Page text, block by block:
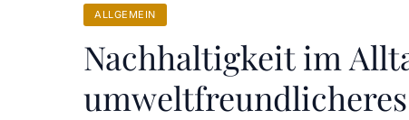
ALLGEMEIN
Nachhaltigkeit im